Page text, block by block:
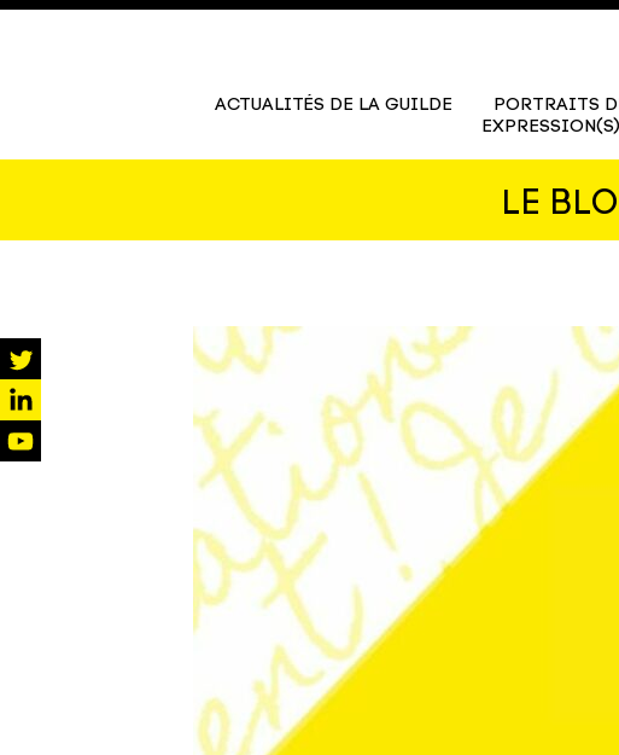
ACTUALITÉS DE LA GUILDE
PORTRAITS
LE
twitter
linkedin